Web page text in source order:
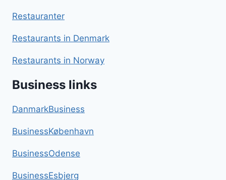
Restauranter
Restaurants in Denmark
Restaurants in Norway
Business links
DanmarkBusiness
BusinessKøbenhavn
BusinessOdense
BusinessEsbjerg